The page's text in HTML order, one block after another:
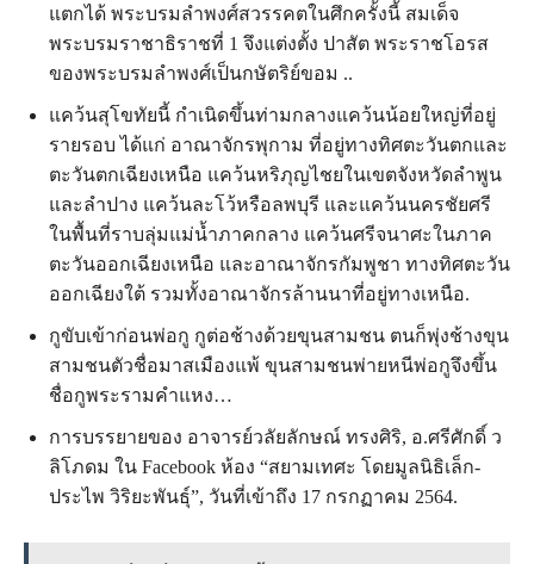
แตกได้ พระบรมลำพงศ์สวรรคตในศึกครั้งนี้ สมเด็จ
พระบรมราชาธิราชที่ 1 จึงแต่งตั้ง ปาสัต พระราชโอรส
ของพระบรมลำพงศ์เป็นกษัตริย์ขอม ..
แคว้นสุโขทัยนี้ กำเนิดขึ้นท่ามกลางแคว้นน้อยใหญ่ที่อยู่
รายรอบ ได้แก่ อาณาจักรพุกาม ที่อยู่ทางทิศตะวันตกและ
ตะวันตกเฉียงเหนือ แคว้นหริภุญไชยในเขตจังหวัดลำพูน
และลำปาง แคว้นละโว้หรือลพบุรี และแคว้นนครชัยศรี
ในพื้นที่ราบลุ่มแม่น้ำภาคกลาง แคว้นศรีจนาศะในภาค
ตะวันออกเฉียงเหนือ และอาณาจักรกัมพูชา ทางทิศตะวัน
ออกเฉียงใต้ รวมทั้งอาณาจักรล้านนาที่อยู่ทางเหนือ.
กูขับเข้าก่อนพ่อกู กูต่อช้างด้วยขุนสามชน ตนก็พุ่งช้างขุน
สามชนตัวชื่อมาสเมืองแพ้ ขุนสามชนพ่ายหนีพ่อกูจึงขึ้น
ชื่อกูพระรามคำแหง…
การบรรยายของ อาจารย์วลัยลักษณ์ ทรงศิริ, อ.ศรีศักดิ์ ว
ลิโภดม ใน Facebook ห้อง “สยามเทศะ โดยมูลนิธิเล็ก-
ประไพ วิริยะพันธุ์”, วันที่เข้าถึง 17 กรกฏาคม 2564.